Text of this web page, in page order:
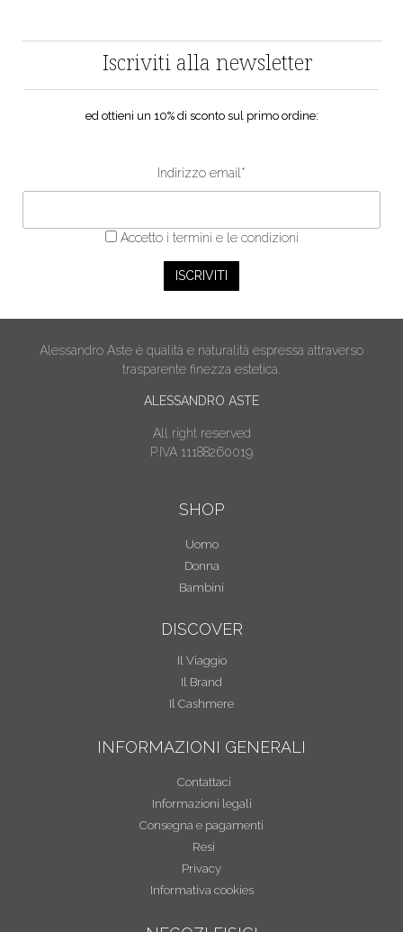
Iscriviti alla newsletter
ed ottieni un 10% di sconto sul primo ordine:
Indirizzo email*
Accettoi termini e le condizioni
Alessandro Aste è qualità e naturalità espressa attraverso
trasparente finezza estetica.
ALESSANDRO ASTE
All right reserved
P.IVA 11188260019
SHOP
Uomo
Donna
Bambini
DISCOVER
Il Viaggio
Il Brand
Il Cashmere
INFORMAZIONI GENERALI
Contattaci
Informazioni legali
Consegna e pagamenti
Resi
Privacy
Informativa cookies